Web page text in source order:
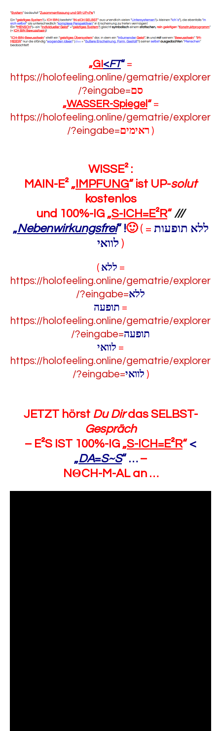
„GI<FT“ =
https://holofeeling.online/gematrie/explorer
/?eingabe=סם
„WASSER-Spiegel“ =
https://holofeeling.online/gematrie/explorer
/?eingabe=ראימים )
WISSE² :
MAIN-E² „ IMPFUNG“ ist UP-solut
kostenlos
und 100%-IG „S-ICH=E²R“ ///
„Nebenwirkungsfrei“ !🙂 ( = ללא תופעות
)
( ללא =
https://holofeeling.online/gematrie/explorer
/?eingabe=ללא
תופעה =
https://holofeeling.online/gematrie/explorer
/?eingabe=תופעה
לוואי =
https://holofeeling.online/gematrie/explorer
/?eingabe=לוואי )
JETZT hörst Du Dirdas SELBST-
Gespräch
– E²S IST 100%-IG „S-ICH=E²R“ <
„DA=S~S“ … –
N ΘCH-M-AL an …